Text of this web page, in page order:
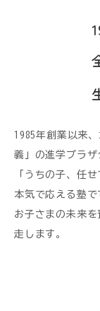
1985年創業以来
義」の進学プラザ
「うちの子、任
本気で応える塾で
お子さまの未来
走します。